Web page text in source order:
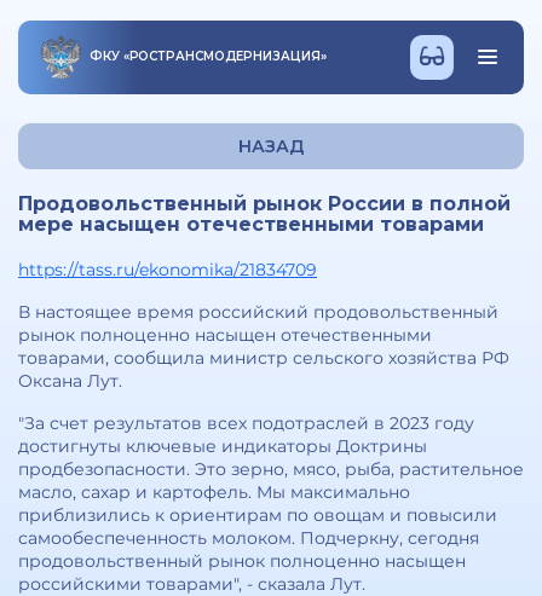
ФКУ «РОСТРАНСМОДЕРНИЗАЦИЯ»
НАЗАД
Продовольственный рынок России в полной
мере насыщен отечественными товарами
https://tass.ru/ekonomika/21834709
В настоящее время российский продовольственный
рынок полноценно насыщен отечественными
товарами, сообщила министр сельского хозяйства РФ
Оксана Лут.
"За счет результатов всех подотраслей в 2023 году
достигнуты ключевые индикаторы Доктрины
продбезопасности. Это зерно, мясо, рыба, растительное
масло, сахар и картофель. Мы максимально
приблизились к ориентирам по овощам и повысили
самообеспеченность молоком. Подчеркну, сегодня
продовольственный рынок полноценно насыщен
российскими товарами", - сказала Лут.